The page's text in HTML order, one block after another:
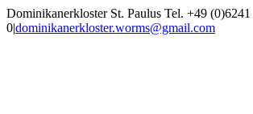
Zum
Inhalt
Dominikanerkloster St. Paulus Tel. +49
0|dominikanerkloster.worms@gmail.com